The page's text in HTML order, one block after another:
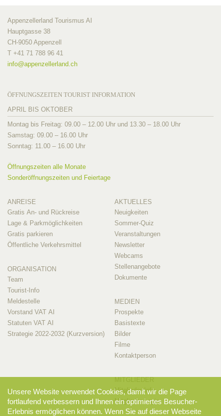
Appenzellerland Tourismus AI
Hauptgasse 38
CH-9050 Appenzell
T +41 71 788 96 41
info@appenzellerland.ch
ÖFFNUNGSZEITEN TOURIST INFORMATION
APRIL BIS OKTOBER
Montag bis Freitag: 09.00 – 12.00 Uhr und 13.30 – 18.00 Uhr
Samstag: 09.00 – 16.00 Uhr
Sonntag: 11.00 – 16.00 Uhr
Öffnungszeiten alle Monate
Sonderöffnungszeiten und Feiertage
ANREISE
Gratis An- und Rückreise
Lage & Parkmöglichkeiten
Gratis parkieren
Öffentliche Verkehrsmittel
ORGANISATION
Team
Tourist-Info
Meldestelle
Vorstand VAT AI
Statuten VAT AI
Strategie 2022-2032 (Kurzversion)
AKTUELLES
Neuigkeiten
Sommer-Quiz
Veranstaltungen
Newsletter
Webcams
Stellenangebote
Dokumente
MEDIEN
Prospekte
Basistexte
Bilder
Filme
Kontaktperson
MITGLIEDER
Mitglieder-Info
Mitglieder-Login
Unsere Website verwendet Cookies, damit wir die Page
fortlaufend verbessern und Ihnen ein optimiertes Besucher-
Erlebnis ermöglichen können. Wenn Sie auf dieser Webseite